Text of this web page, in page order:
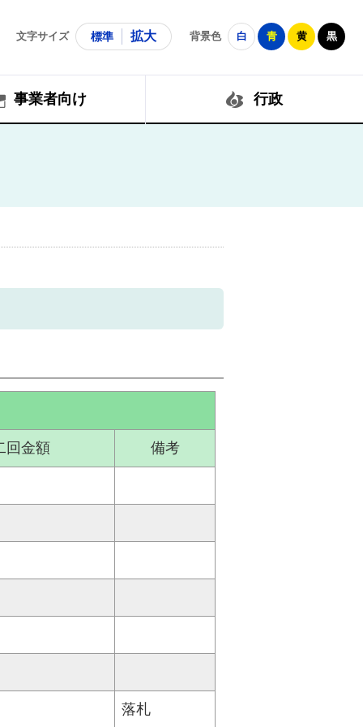
文字サイズ 標準 拡大 背景色 白 青 黄 黒
事業者向け 行政
回金額 備考
落札